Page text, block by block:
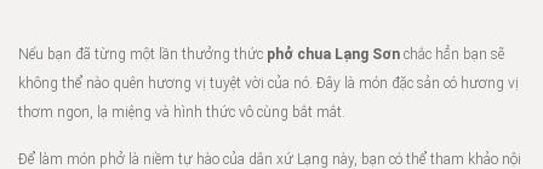
Nếu bạn đã từng một lần thưởng thức phở chua Lạng Sơn chắc hẳn bạn sẽ
không thể nào quên hương vị tuyệt vời của nó. Đây là món đặc sản có hương vị
thơm ngon, lạ miệng và hình thức vô cùng bắt mắt.
Để làm món phở là niềm tự hào của dân xứ Lạng này, bạn có thể tham khảo nội